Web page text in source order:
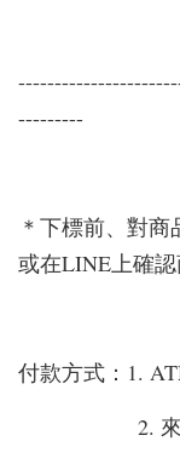
---------
＊下標前、對
或在LINE上確認
付款方式：1.
2. 來店取